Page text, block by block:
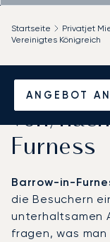
ANGEBOT
Startseite Privatjet
Vereinigtes Königreich
Mieten
von/
Furness
Barrow-in-
die Besuchern
unterhaltsamen
fragen, was man